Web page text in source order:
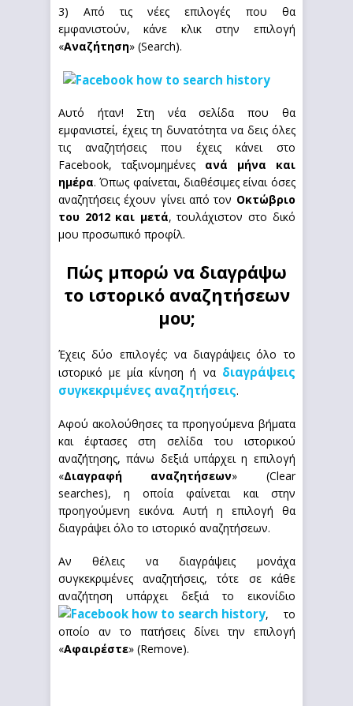
3) Από τις νέες επιλογές που θα
εμφανιστούν, κάνε κλικ στην επιλογή
«Αναζήτηση» (Search).
Αυτό ήταν! Στη νέα σελίδα που θα
εμφανιστεί, έχεις τη δυνατότητα να δεις όλες
τις αναζητήσεις που έχεις κάνει στο
Facebook, ταξινομημένες ανά μήνα και
ημέρα. Όπως φαίνεται, διαθέσιμες είναι όσες
αναζητήσεις έχουν γίνει από τον Οκτώβριο
του 2012 και μετά, τουλάχιστον στο δικό
μου προσωπικό προφίλ.
Πώς μπορώ να διαγράψω
το ιστορικό αναζητήσεων
μου;
Έχεις δύο επιλογές: να διαγράψεις όλο το
ιστορικό με μία κίνηση ή να διαγράψεις
συγκεκριμένες αναζητήσεις.
Αφού ακολούθησες τα προηγούμενα βήματα
και έφτασες στη σελίδα του ιστορικού
αναζήτησης, πάνω δεξιά υπάρχει η επιλογή
«Διαγραφή αναζητήσεων» (Clear
searches), η οποία φαίνεται και στην
προηγούμενη εικόνα. Αυτή η επιλογή θα
διαγράψει όλο το ιστορικό αναζητήσεων.
Αν θέλεις να διαγράψεις μονάχα
συγκεκριμένες αναζητήσεις, τότε σε κάθε
αναζήτηση υπάρχει δεξιά το εικονίδιο
, το
οποίο αν το πατήσεις δίνει την επιλογή
«Αφαιρέστε» (Remove).